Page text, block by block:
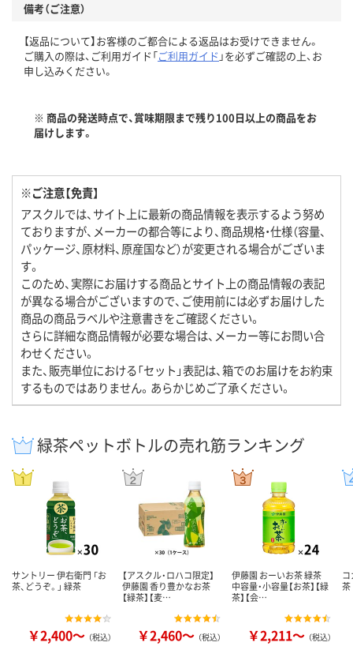
備考（ご注意）
【返品について】お客様のご都合による返品はお受けできません。
ご購入の際は、ご利用ガイド「ご利用ガイド 」を必ずご確認の上、お
申し込みください。
※ 商品の発送時点で、賞味期限まで残り100日以上の商品をお
届けします。
※ご注意【免責】
アスクルでは、サイト上に最新の商品情報を表示するよう努め
ておりますが、メーカーの都合等により、商品規格・仕様（容量、
パッケージ、原材料、原産国など）が変更される場合がございま
す。
このため、実際にお届けする商品とサイト上の商品情報の表記
が異なる場合がございますので、ご使用前には必ずお届けした
商品の商品ラベルや注意書きをご確認ください。
さらに詳細な商品情報が必要な場合は、メーカー等にお問い合
わせください。
また、販売単位における「セット」表記は、箱でのお届けをお約束
するものではありません。あらかじめご了承ください。
緑茶ペットボトルの売れ筋ランキング
サントリー 伊右衛門 「お
茶、どうぞ。」 緑茶
￥2,400～ （税込）
【アスクル・ロハコ限定】
伊藤園 香り豊かなお茶
【緑茶】【麦…
￥2,460～ （税込）
伊藤園 おーいお茶 緑茶
中容量・小容量【お茶】【緑
茶】【会…
￥2,211～ （税込）
コ
茶